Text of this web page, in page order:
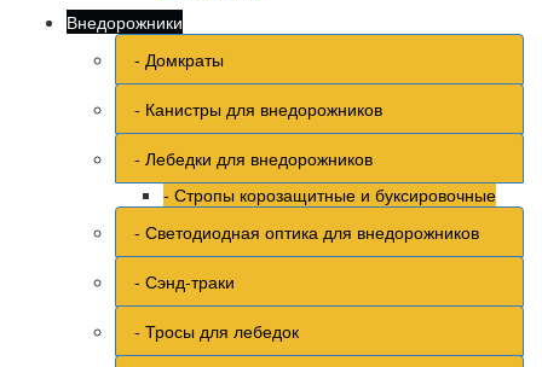
Внедорожники
- Домкраты
- Канистры для внедорожников
- Лебедки для внедорожников
- Стропы корозащитные и буксировочные
- Светодиодная оптика для внедорожников
- Сэнд-траки
- Тросы для лебедок